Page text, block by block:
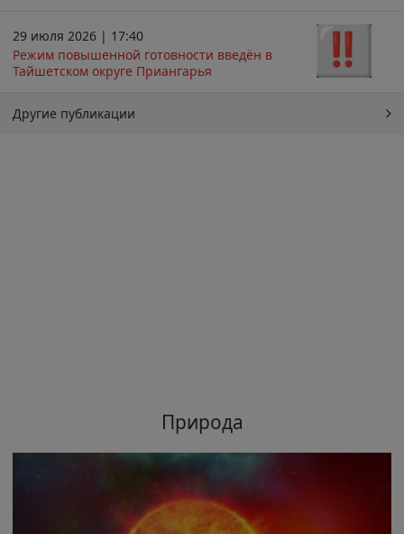
29 июля 2026 | 17:40
Режим повышенной готовности введён в
Тайшетском округе Приангарья
Другие публикации
Природа